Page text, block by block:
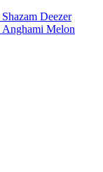
Shazam Deezer
Anghami Melon